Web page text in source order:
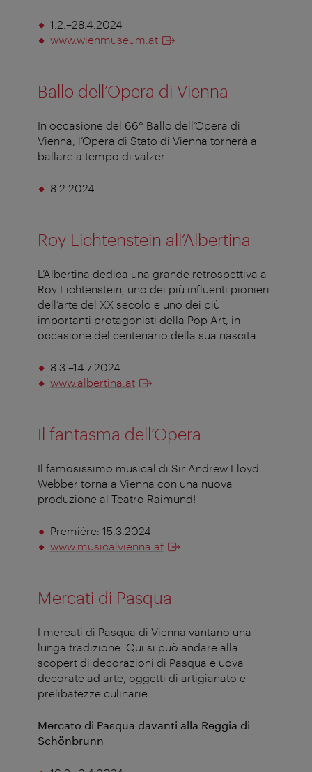
1.2.–28.4.2024
www.wienmuseum.at
Ballo dell’Opera di Vienna
In occasione del 66° Ballo dell’Opera di
Vienna, l’Opera di Stato di Vienna tornerà a
ballare a tempo di valzer.
8.2.2024
Roy Lichtenstein all’Albertina
L’Albertina dedica una grande retrospettiva a
Roy Lichtenstein, uno dei più influenti pionieri
dell’arte del XX secolo e uno dei più
importanti protagonisti della Pop Art, in
occasione del centenario della sua nascita.
8.3.–14.7.2024
www.albertina.at
Il fantasma dell’Opera
Il famosissimo musical di Sir Andrew Lloyd
Webber torna a Vienna con una nuova
produzione al Teatro Raimund!
Première: 15.3.2024
www.musicalvienna.at
Mercati di Pasqua
I mercati di Pasqua di Vienna vantano una
lunga tradizione. Qui si può andare alla
scopert di decorazioni di Pasqua e uova
decorate ad arte, oggetti di artigianato e
prelibatezze culinarie.
Mercato di Pasqua davanti alla Reggia di
Schönbrunn